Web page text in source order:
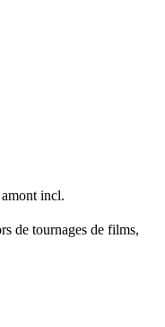
incl.
de tournages de films,